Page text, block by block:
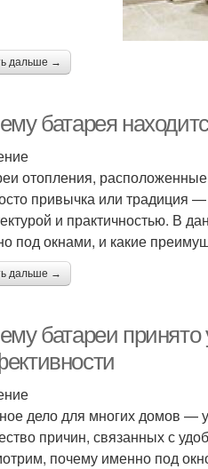
дальше →
батарея
отопления,
привычка или традиция
и практичностью. В
под окнами, и какие
дальше →
батареи принято
дело для многих домов —
причин, связанных с
почему именно под